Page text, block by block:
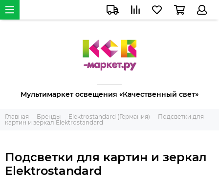
Мультимаркет освещения «Качественный свет»
Главная Бренды Elektrostandard (Германия)
Подсветки для
картин и зеркал Elektrostandard
Подсветки для картин и зеркал
Elektrostandard